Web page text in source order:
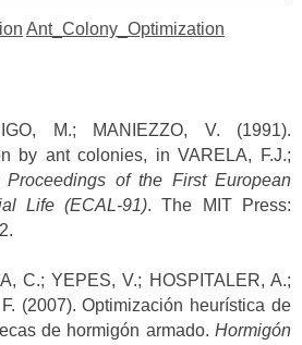
Ant_Colony_Optimization
M.; MANIEZZO, V. (1991).
by ant colonies, in VARELA, F.J.;
Proceedings of the First European
Life (ECAL-91). The MIT Press:
C.; YEPES, V.; HOSPITALER, A.;
(2007). Optimización heurística de
de hormigón armado. Hormigón